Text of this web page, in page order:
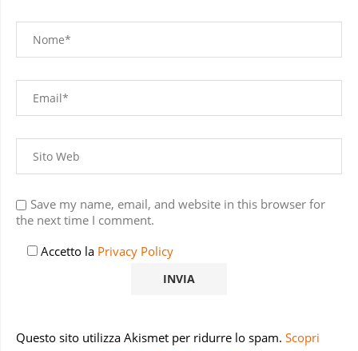
Save my name, email, and website in this browser for
the next time I comment.
Accetto la Privacy Policy
Questo sito utilizza Akismet per ridurre lo spam. Scopri